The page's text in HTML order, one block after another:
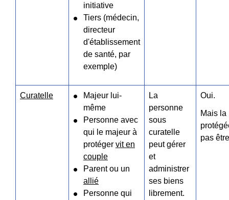
initiative
Tiers (médecin,
directeur
d'établissement
de santé, par
exemple)
Curatelle
Majeur lui-
même
Personne avec
qui le majeur à
protéger vit en
couple
Parent ou un
allié
Personne qui
La
personne
sous
curatelle
peut gérer
et
administrer
ses biens
librement.
Oui.
Mais la
pas